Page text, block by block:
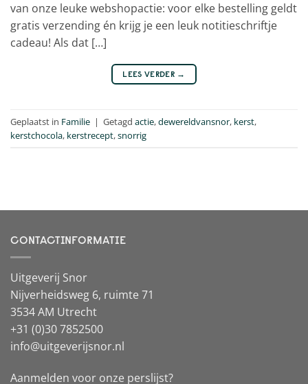
van onze leuke webshopactie: voor elke bestelling geldt
gratis verzending én krijg je een leuk notitieschriftje
cadeau! Als dat […]
LEES VERDER →
Geplaatst in Familie | Getagd actie,dewereldvansnor, kerst,
kerstchocola, kerstrecept,snorrig
CONTACTINFORMATIE
Uitgeverij Snor
Nijverheidsweg 6, ruimte 71
3534 AM Utrecht
+31 (0)30 7852500
info@uitgeverijsnor.nl
Aanmelden voor onze perslijst?